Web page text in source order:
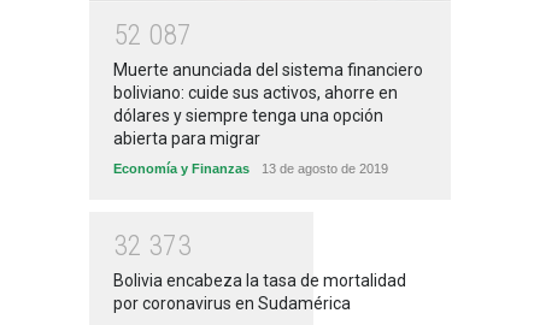
52 087
Muerte anunciada del sistema financiero
boliviano: cuide sus activos, ahorre en
dólares y siempre tenga una opción
abierta para migrar
Economía y Finanzas 13 de agosto de 2019
32 373
Bolivia encabeza la tasa de mortalidad
por coronavirus en Sudamérica